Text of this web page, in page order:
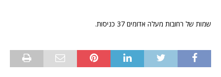
שמות של רחובות מעלה אדומים 37 כניסות.